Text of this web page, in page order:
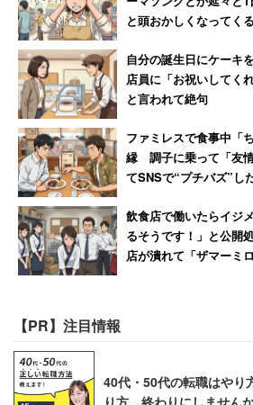
と頭おかしくなってくる
自分の誕生日にケーキ
店員に「お祝いしてく
と言われて絶句
ファミレスで食事中「
縁 調子に乗って「友
てSNSで“プチバズ”し
飲食店で働いたらイジ
るそうです！」と公開
店が潰れて「ザマーミロ
【PR】注目情報
40代・50代の転職はやり